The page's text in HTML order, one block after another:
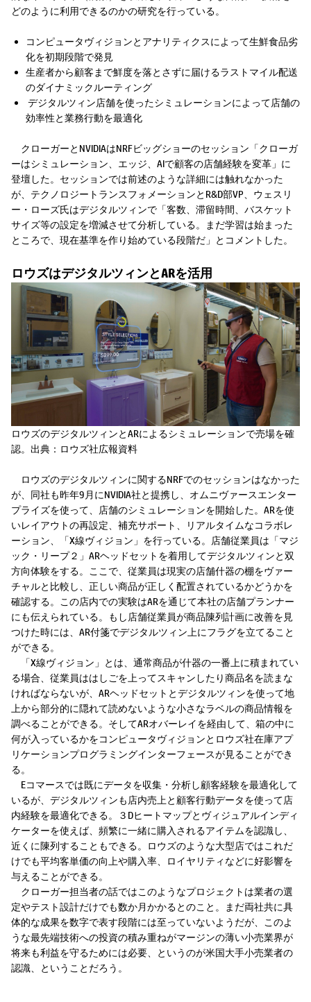
どのように利用できるのかの研究を行っている。
コンピュータヴィジョンとアナリティクスによって生鮮食品劣
化を初期段階で発見
生産者から顧客まで鮮度を落とさずに届けるラストマイル配送
のダイナミックルーティング
デジタルツィン店舗を使ったシミュレーションによって店舗の
効率性と業務行動を最適化
クローガーとNVIDIAはNRFビッグショーのセッション「クローガ
ーはシミュレーション、エッジ、AIで顧客の店舗経験を変革」に
登壇した。セッションでは前述のような詳細には触れなかった
が、テクノロジートランスフォメーションとR&D部VP、ウェスリ
ー・ローズ氏はデジタルツィンで「客数、滞留時間、バスケット
サイズ等の設定を増減させて分析している。まだ学習は始まった
ところで、現在基準を作り始めている段階だ」とコメントした。
ロウズはデジタルツィンとARを活用
ロウズのデジタルツィンとARによるシミュレーションで売場を確
認。出典：ロウズ社広報資料
Play
Video
Play
Video
Play
Video
ロウズのデジタルツィンに関するNRFでのセッションはなかった
が、同社も昨年9月にNVIDIA社と提携し、オムニヴァースエンター
プライズを使って、店舗のシミュレーションを開始した。ARを使
いレイアウトの再設定、補充サポート、リアルタイムなコラボレ
ーション、「X線ヴィジョン」を行っている。店舗従業員は「マジ
ック・リープ２」ARヘッドセットを着用してデジタルツィンと双
方向体験をする。ここで、従業員は現実の店舗什器の棚をヴァー
チャルと比較し、正しい商品が正しく配置されているかどうかを
確認する。この店内での実験はARを通じて本社の店舗プランナー
にも伝えられている。もし店舗従業員が商品陳列計画に改善を見
つけた時には、AR付箋でデジタルツィン上にフラグを立てること
ができる。
「X線ヴィジョン」とは、通常商品が什器の一番上に積まれてい
る場合、従業員ははしごを上ってスキャンしたり商品名を読まな
ければならないが、ARヘッドセットとデジタルツィンを使って地
上から部分的に隠れて読めないような小さなラベルの商品情報を
調べることができる。そしてARオバーレイを経由して、箱の中に
何が入っているかをコンピュータヴィジョンとロウズ社在庫アプ
リケーションプログラミングインターフェースが見ることができ
る。
Eコマースでは既にデータを収集・分析し顧客経験を最適化して
いるが、デジタルツィンも店内売上と顧客行動データを使って店
内経験を最適化できる。３Dヒートマップとヴィジュアルインディ
ケーターを使えば、頻繁に一緒に購入されるアイテムを認識し、
近くに陳列することもできる。ロウズのような大型店ではこれだ
けでも平均客単価の向上や購入率、ロイヤリティなどに好影響を
与えることができる。
クローガー担当者の話ではこのようなプロジェクトは業者の選
定やテスト設計だけでも数か月かかるとのこと。まだ両社共に具
体的な成果を数字で表す段階には至っていないようだが、このよ
うな最先端技術への投資の積み重ねがマージンの薄い小売業界が
将来も利益を守るためには必要、というのが米国大手小売業者の
認識、ということだろう。